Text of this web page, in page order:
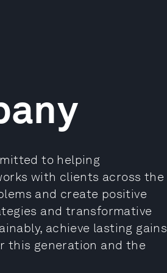
to helping
with clients across the
and create positive
and transformative
achieve lasting gains
this generation and the